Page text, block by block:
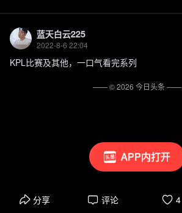
APP内打开
蓝天白云225
2022-8-6 22:04
KPL比赛及其他，一口气看完系列
分享 评论 4
—— ©2026 今日头条——